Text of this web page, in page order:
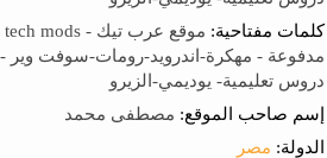
كلمات مفتاحية:
دروس تعليمية- يوديمي-الزيرو
إسم صاحب الموقع: مصطفى محمد
الدولة: مصر